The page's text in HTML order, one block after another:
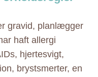
gravid, planlægger
haft allergi
hjertesvigt,
brystsmerter, en